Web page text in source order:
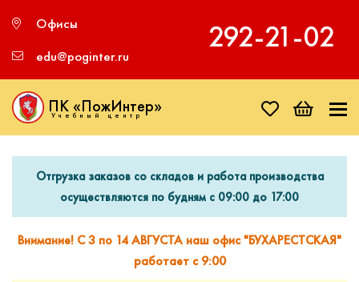
Офисы
edu@poginter.ru
292‑21‑02
ПК «ПожИнтер»
Учебный центр
Отгрузка заказов со складов и работа производства
осуществляются по будням с 09:00 до 17:00
Внимание! С 3 по 14 АВГУСТА наш офис "БУХАРЕСТСКАЯ"
работает с 9:00